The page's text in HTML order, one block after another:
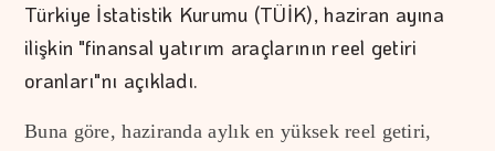
Türkiye İstatistik Kurumu (TÜİK), haziran ayına
ilişkin "finansal yatırım araçlarının reel getiri
oranları"nı açıkladı.
Buna göre, haziranda aylık en yüksek reel getiri,